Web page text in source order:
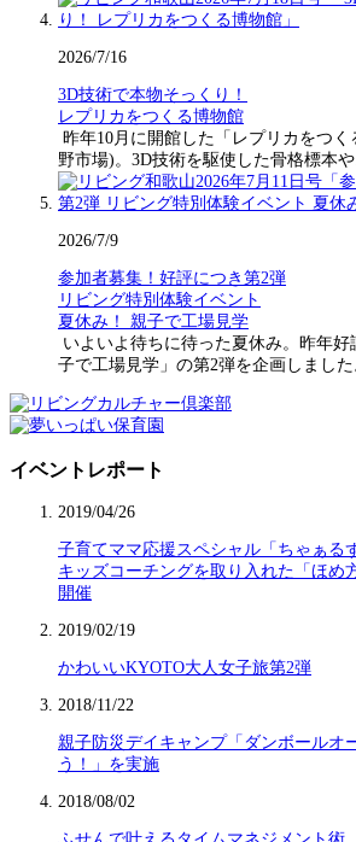
2026/7/16
3D技術で本物そっくり！
レプリカをつくる博物館
昨年10月に開館した「レプリカをつ
野市場)。3D技術を駆使した骨格標本
2026/7/9
参加者募集！好評につき第2弾
リビング特別体験イベント
夏休み！ 親子で工場見学
いよいよ待ちに待った夏休み。昨年
子で工場見学」の第2弾を企画しまし
イベントレポート
2019/04/26
子育てママ応援スペシャル「ちゃぁる
キッズコーチングを取り入れた「ほめ
開催
2019/02/19
かわいいKYOTO大人女子旅第2弾
2018/11/22
親子防災デイキャンプ「ダンボールオ
う！」を実施
2018/08/02